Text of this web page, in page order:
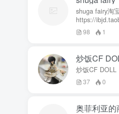
shuga fairy淘
https://
98 1
炒饭CF
炒饭CF DOLL
37 0
奥菲利亚的